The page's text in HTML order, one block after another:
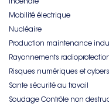
Mobilité électrique
Nucléaire
Production maintenance
Rayonnements
Risques numériques et
Sante sécurité au travail
Soudage Contrôle non